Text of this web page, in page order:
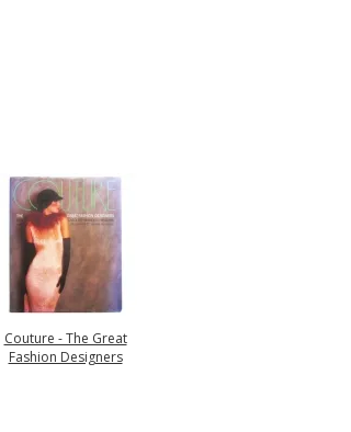
Couture - The Great
Fashion Designers